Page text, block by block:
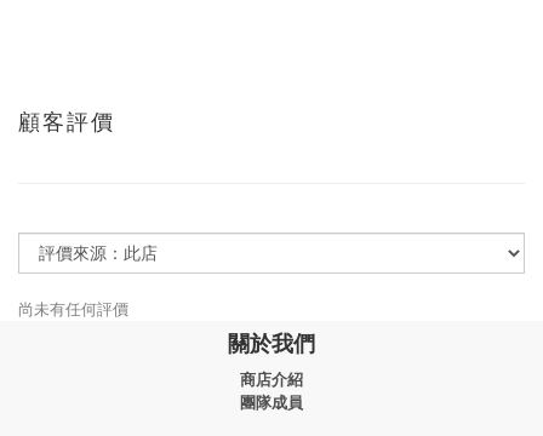
顧客評價
尚未有任何評價
關於我們
商店介紹
團隊成員